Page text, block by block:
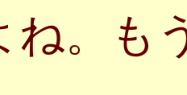
ね。も